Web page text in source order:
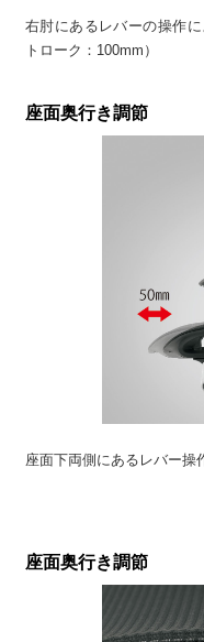
右肘にあるレバーの操作
トローク：100mm）
座面奥行き調節
座面下両側にあるレバー操
座面奥行き調節